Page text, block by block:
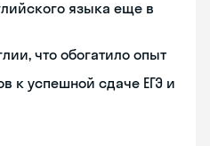
языка еще в
что обогатило опыт
к успешной сдаче ЕГЭ и